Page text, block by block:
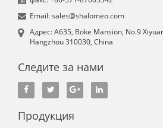
Email: sales@shalomeo.com
Aдрес: A635, Boke Mansion, No.9
Hangzhou 310030, China
Следите за нами
Продукция